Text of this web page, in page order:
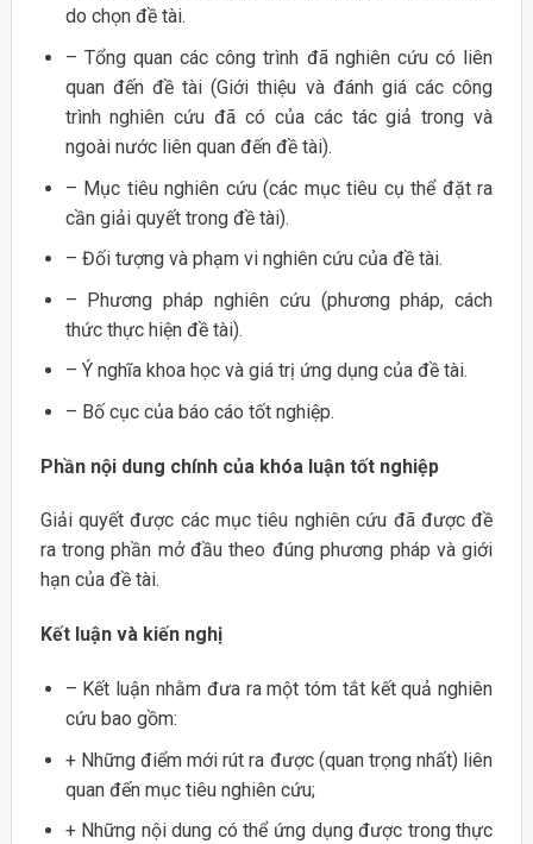
do chọn đề tài.
– Tổng quan các công trình đã nghiên cứu có liên
quan đến đề tài (Giới thiệu và đánh giá các công
trình nghiên cứu đã có của các tác giả trong và
ngoài nước liên quan đến đề tài).
– Mục tiêu nghiên cứu (các mục tiêu cụ thể đặt ra
cần giải quyết trong đề tài).
– Đối tượng và phạm vi nghiên cứu của đề tài.
– Phương pháp nghiên cứu (phương pháp, cách
thức thực hiện đề tài).
– Ý nghĩa khoa học và giá trị ứng dụng của đề tài.
– Bố cục của báo cáo tốt nghiệp.
Phần nội dung chính của khóa luận tốt nghiệp
Giải quyết được các mục tiêu nghiên cứu đã được đề
ra trong phần mở đầu theo đúng phương pháp và giới
hạn của đề tài.
Kết luận và kiến nghị
– Kết luận nhằm đưa ra một tóm tắt kết quả nghiên
cứu bao gồm:
+ Những điểm mới rút ra được (quan trọng nhất) liên
quan đến mục tiêu nghiên cứu;
+ Những nội dung có thể ứng dụng được trong thực